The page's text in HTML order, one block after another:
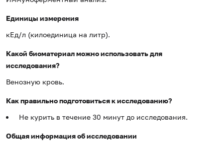
Единицы измерения
кЕд/л (килоединица на литр).
Какой биоматериал можно использовать для
исследования?
Венозную кровь.
Как правильно подготовиться к исследованию?
Не курить в течение 30 минут до исследования.
Общая информация об исследовании